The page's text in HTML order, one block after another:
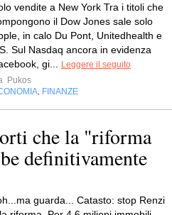
vendite a New York Tra i titoli che
il Dow Jones sale solo
in calo Du Pont, Unitedhealth e
Sul Nasdaq ancora in evidenza
gi...
Leggere il seguito
Pukos
FINANZE
che la "riforma
definitivamente
guarda... Catasto: stop Renzi